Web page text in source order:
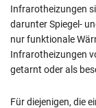
Infrarotheizungen
darunter Spiegel-
nur funktionale
Infrarotheizungen
getarnt oder als
Für diejenigen, die